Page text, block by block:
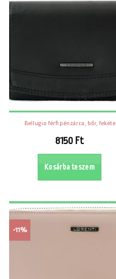
Bellugio férfi pénzárca, bőr, fekete
8150 Ft
Kosárba teszem
-11%